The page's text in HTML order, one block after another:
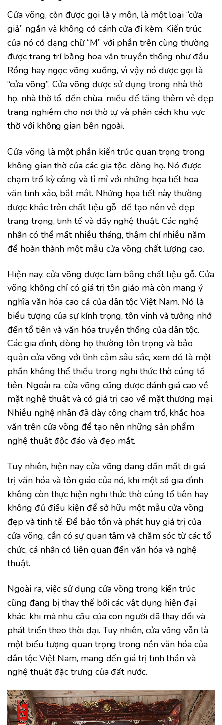
Cửa võng, còn được gọi là y môn, là một loại “cửa
giả” ngắn và không có cánh cửa đi kèm. Kiến trúc
của nó có dạng chữ “M” với phần trên cùng thường
được trang trí bằng hoa văn truyền thống như đầu
Rồng hay ngọc võng xuống, vì vậy nó được gọi là
“cửa võng”. Cửa võng được sử dụng trong nhà thờ
họ, nhà thờ tổ, đền chùa, miếu để tăng thêm vẻ đẹp
trang nghiêm cho nơi thờ tự và phân cách khu vực
thờ với không gian bên ngoài.
Cửa võng là một phần kiến trúc quan trọng trong
không gian thờ của các gia tộc, dòng họ. Nó được
chạm trổ kỳ công và tỉ mỉ với những họa tiết hoa
văn tinh xảo, bắt mắt. Những họa tiết này thường
được khắc trên chất liệu gỗ để tạo nên vẻ đẹp
trang trọng, tinh tế và đầy nghệ thuật. Các nghệ
nhân có thể mất nhiều tháng, thậm chí nhiều năm
để hoàn thành một mẫu cửa võng chất lượng cao.
Hiện nay, cửa võng được làm bằng chất liệu gỗ. Cửa
võng không chỉ có giá trị tôn giáo mà còn mang ý
nghĩa văn hóa cao cả của dân tộc Việt Nam. Nó là
biểu tượng của sự kính trọng, tôn vinh và tưởng nhớ
đến tổ tiên và văn hóa truyền thống của dân tộc.
Các gia đình, dòng họ thường tôn trọng và bảo
quản cửa võng với tình cảm sâu sắc, xem đó là một
phần không thể thiếu trong nghi thức thờ cúng tổ
tiên. Ngoài ra, cửa võng cũng được đánh giá cao về
mặt nghệ thuật và có giá trị cao về mặt thương mại.
Nhiều nghệ nhân đã dày công chạm trổ, khắc hoa
văn trên cửa võng để tạo nên những sản phẩm
nghệ thuật độc đáo và đẹp mắt.
Tuy nhiên, hiện nay cửa võng đang dần mất đi giá
trị văn hóa và tôn giáo của nó, khi một số gia đình
không còn thực hiện nghi thức thờ cúng tổ tiên hay
không đủ điều kiện để sở hữu một mẫu cửa võng
đẹp và tinh tế. Để bảo tồn và phát huy giá trị của
cửa võng, cần có sự quan tâm và chăm sóc từ các tổ
chức, cá nhân có liên quan đến văn hóa và nghệ
thuật.
Ngoài ra, việc sử dụng cửa võng trong kiến trúc
cũng đang bị thay thế bởi các vật dụng hiện đại
khác, khi mà nhu cầu của con người đã thay đổi và
phát triển theo thời đại. Tuy nhiên, cửa võng vẫn là
một biểu tượng quan trọng trong nền văn hóa của
dân tộc Việt Nam, mang đến giá trị tinh thần và
nghệ thuật đặc trưng của đất nước.